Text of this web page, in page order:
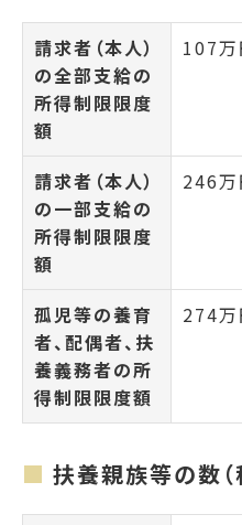
請求者（本人）
の全部支給の
所得制限限度
額
107万
請求者（本人）
の一部支給の
所得制限限度
額
246万
孤児等の養育
者、配偶者、扶
養義務者の所
得制限限度額
274万
扶養親族等の数